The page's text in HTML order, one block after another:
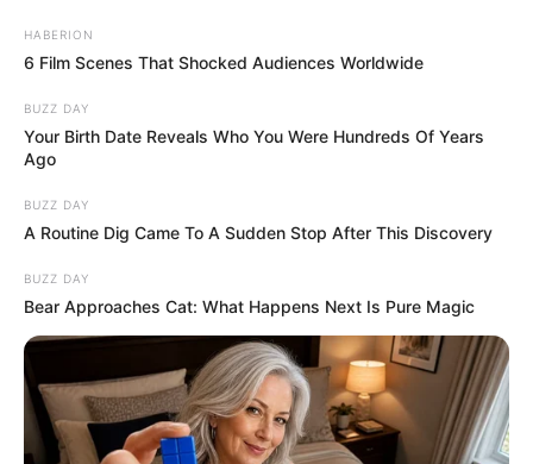
HABERION
6 Film Scenes That Shocked Audiences Worldwide
BUZZ DAY
Your Birth Date Reveals Who You Were Hundreds Of Years
Ago
BUZZ DAY
A Routine Dig Came To A Sudden Stop After This Discovery
BUZZ DAY
Bear Approaches Cat: What Happens Next Is Pure Magic